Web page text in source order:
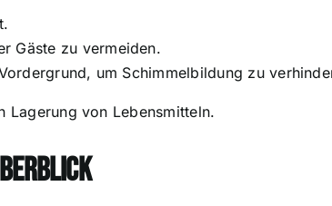
Gäste zu vermeiden.
um Schimmelbildung zu
Lagerung von Lebensmitteln.